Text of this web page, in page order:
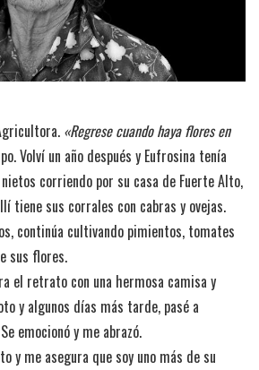
«Regrese cuando haya flores en
Volví un año después y Eufrosina tenía
corriendo por su casa de Fuerte Alto,
tiene sus corrales con cabras y ovejas.
continúa cultivando pimientos, tomates
sus flores.
el retrato con una hermosa camisa y
y algunos días más tarde, pasé a
emocionó y me abrazó.
y me asegura que soy uno más de su